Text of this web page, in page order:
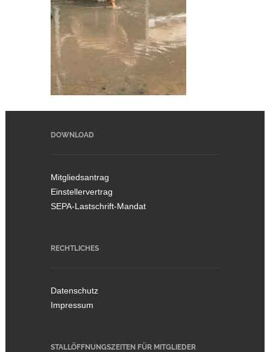
DOWNLOAD
Mitgliedsantrag
Einstellervertrag
SEPA-Lastschrift-Mandat
RECHTLICHES
Datenschutz
Impressum
STALLÖFFNUNGSZEITEN FÜR MITGLIEDER